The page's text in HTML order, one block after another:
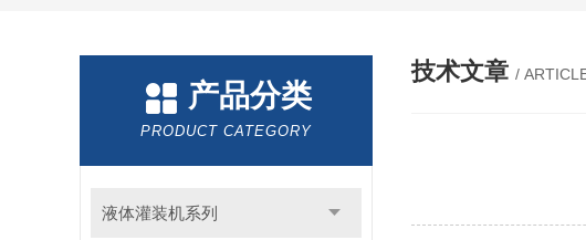
产品分类
PRODUCT CATEGORY
液体灌装机系列
技术文章 /